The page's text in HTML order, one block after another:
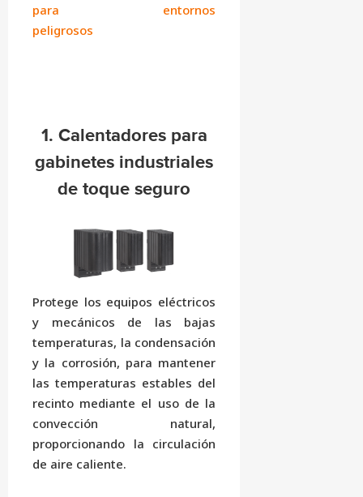
para entornos
peligrosos
1. Calentadores para
gabinetes industriales
de toque seguro
Protege los equipos eléctricos
y mecánicos de las bajas
temperaturas, la condensación
y la corrosión, para mantener
las temperaturas estables del
recinto mediante el uso de la
convección natural,
proporcionando la circulación
de aire caliente.